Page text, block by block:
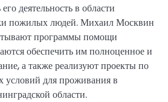
деятельность в области
пожилых людей. Михаил Москвин
программы помощи
обеспечить им полноценное и
а также реализуют проекты по
для проживания в
области.